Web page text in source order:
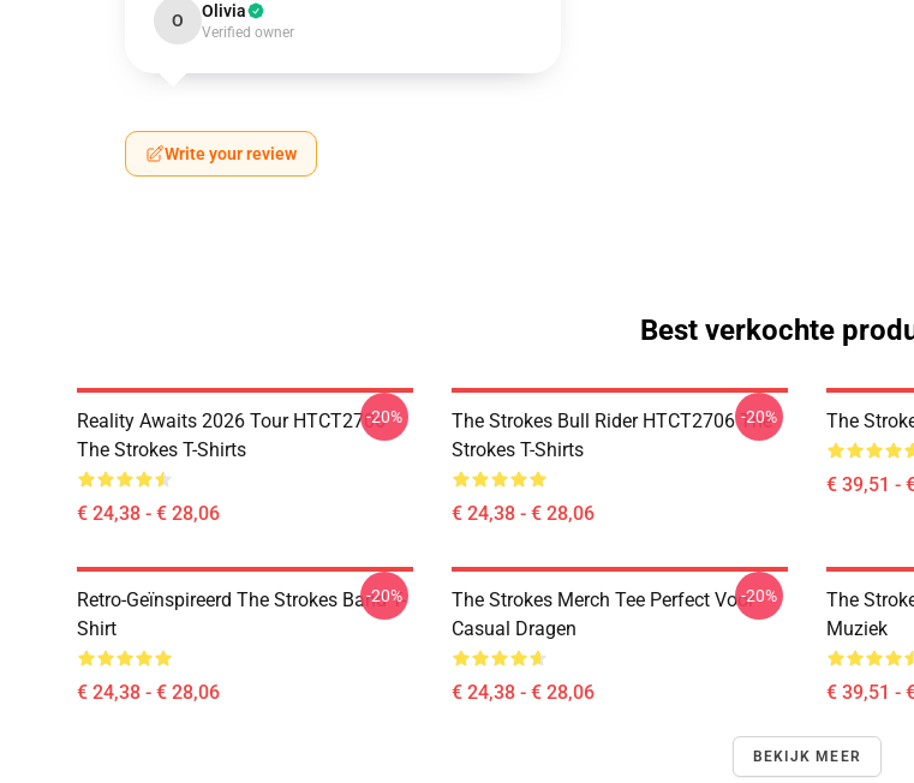
O Olivia
Verified owner
Write your review
Best verkochte
Reality Awaits 2026 Tour HTCT2706
The Strokes T-Shirts
€ 24,38 - € 28,06
-20%
The Strokes Bull Rider HTCT2706 The
Strokes T-Shirts
€ 24,38 - € 28,06
-20% The
€ 39,51 -
Retro-Geïnspireerd The Strokes Band T-
Shirt
€ 24,38 - € 28,06
-20%
The Strokes Merch Tee Perfect Voor
Casual Dragen
€ 24,38 - € 28,06
-20%
The
Muziek
€ 39,51 -
BEKIJK MEER